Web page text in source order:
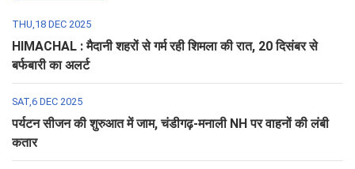
THU,18 DEC 2025
HIMACHAL : मैदानी शहरों से गर्म रही शिमला की रात, 20 दिसंबर से
बर्फबारी का अलर्ट
SAT,6 DEC 2025
पर्यटन सीजन की शुरुआत में जाम, चंडीगढ़-मनाली NH पर वाहनों की लंबी
कतार